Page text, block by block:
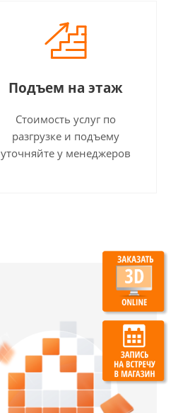
Подъем на этаж
Стоимость услуг по
разгрузке и подъему
уточняйте у менеджеров